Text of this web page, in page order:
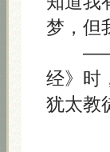
梦，但
——我
经》时
犹太教